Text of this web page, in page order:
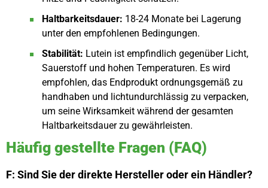
Haltbarkeitsdauer: 18-24 Monate bei Lagerung
unter den empfohlenen Bedingungen.
Stabilität: Lutein ist empfindlich gegenüber Licht,
Sauerstoff und hohen Temperaturen. Es wird
empfohlen, das Endprodukt ordnungsgemäß zu
handhaben und lichtundurchlässig zu verpacken,
um seine Wirksamkeit während der gesamten
Haltbarkeitsdauer zu gewährleisten.
Häufig gestellte Fragen (FAQ)
F: Sind Sie der direkte Hersteller oder ein Händler?